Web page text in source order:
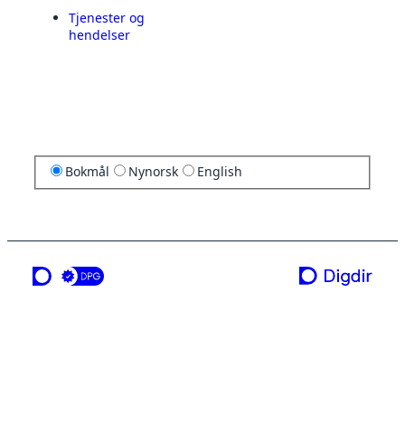
Tjenester og
hendelser
Bokmål Nynorsk English